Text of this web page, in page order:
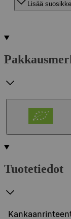
Lisää
Tuotetiedot